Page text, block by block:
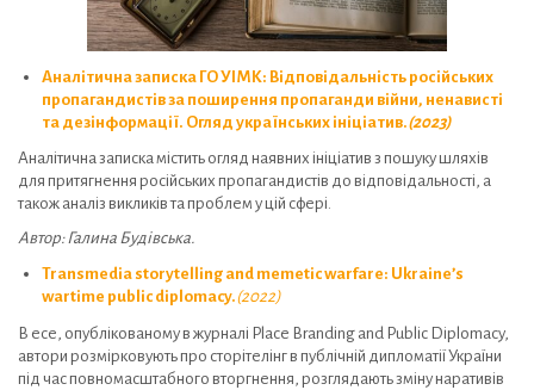
Аналітична записка ГО УІМК: Відповідальність російських
пропагандистів за поширення пропаганди війни, ненависті
та дезінформації. Огляд українських ініціатив.(2023)
Аналітична записка містить огляд наявних ініціатив з пошуку шляхів
для притягнення російських пропагандистів до відповідальності, а
також аналіз викликів та проблем у цій сфері.
Автор: Галина Будівська.
Transmedia storytelling and memetic warfare: Ukraine’s
wartime public diplomacy.(2022)
В есе, опублікованому в журналі Place Branding and Public Diplomacy,
автори розмірковують про сторітелінг в публічній дипломатії України
під час повномасштабного вторгнення, розглядають зміну наративів